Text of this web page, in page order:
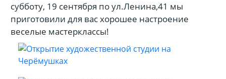
субботу, 19 сентября по ул.Ленина,41 мы
приготовили для вас хорошее настроение
веселые мастерклассы!